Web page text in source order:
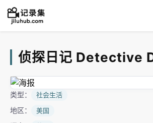
侦探日记 Detective
类型： 社会生活
地区： 美国